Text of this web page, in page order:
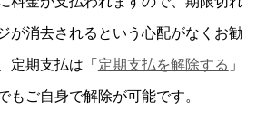
が消去されるという心配がなくお勧
定期支払は「 定期支払を解除する 」
もご自身で解除が可能です。